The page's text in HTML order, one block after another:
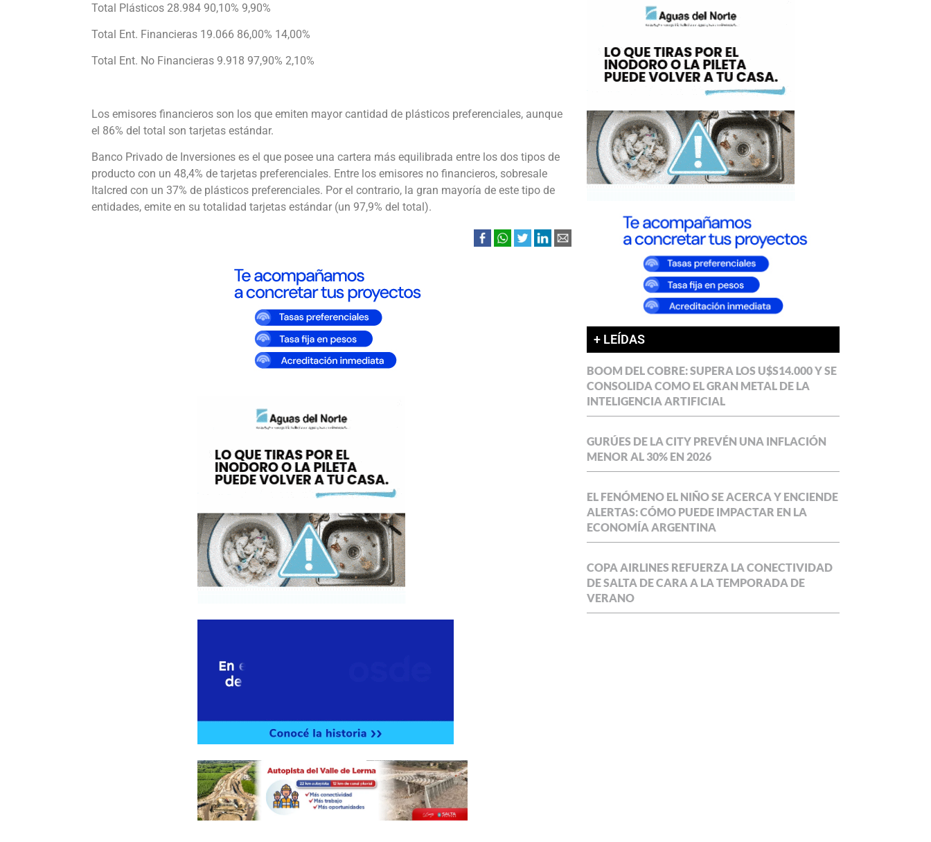
Total Plásticos 28.984 90,10% 9,90%
Total Ent. Financieras 19.066 86,00% 14,00%
Total Ent. No Financieras 9.918 97,90% 2,10%
Los emisores financieros son los que emiten mayor cantidad de plásticos preferenciales, aunque
el 86% del total son tarjetas estándar.
Banco Privado de Inversiones es el que posee una cartera más equilibrada entre los dos tipos de
producto con un 48,4% de tarjetas preferenciales. Entre los emisores no financieros, sobresale
Italcred con un 37% de plásticos preferenciales. Por el contrario, la gran mayoría de este tipo de
entidades, emite en su totalidad tarjetas estándar (un 97,9% del total).
+ LEÍDAS
BOOM DEL COBRE: SUPERA LOS U$S14.000 Y SE
CONSOLIDA COMO EL GRAN METAL DE LA
INTELIGENCIA ARTIFICIAL
GURÚES DE LA CITY PREVÉN UNA INFLACIÓN
MENOR AL 30% EN 2026
EL FENÓMENO EL NIÑO SE ACERCA Y ENCIENDE
ALERTAS: CÓMO PUEDE IMPACTAR EN LA
ECONOMÍA ARGENTINA
COPA AIRLINES REFUERZA LA CONECTIVIDAD
DE SALTA DE CARA A LA TEMPORADA DE
VERANO